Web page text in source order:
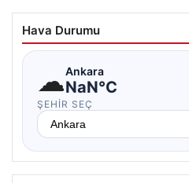
Hava Durumu
☁Ankara
NaN°C
ŞEHIR SEÇ